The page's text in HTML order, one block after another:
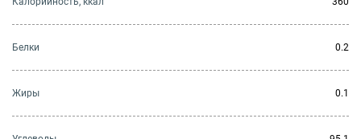
Белки 0.2
Жиры 0.1